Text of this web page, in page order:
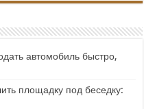
автомобиль быстро,
площадку под беседку: